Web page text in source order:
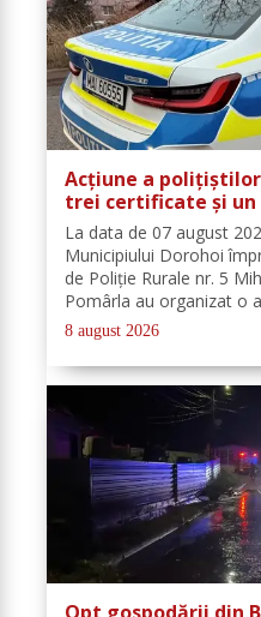
Acțiune a
trei certificate și un
înmatriculare
La data de 07 august
Municipiului Dorohoi
de Poliție Rurale nr. 5
Pomârla au organizat o
combaterea faptelor de
contravențională,
8 august 2026
Opt gospodării din